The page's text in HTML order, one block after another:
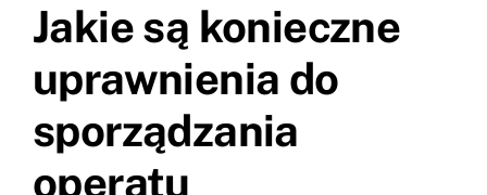
Jakie są konieczne
uprawnienia do
sporządzania
operatu